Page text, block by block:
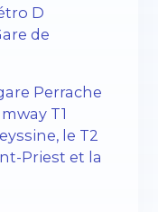
D
de
Perrache
T1
le T2
Priest et la